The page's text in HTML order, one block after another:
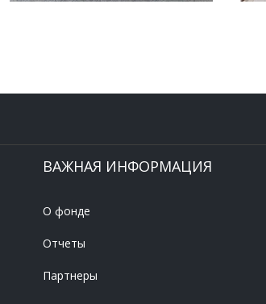
ВАЖНАЯ ИНФОРМАЦИЯ
О фонде
Отчеты
Партнеры